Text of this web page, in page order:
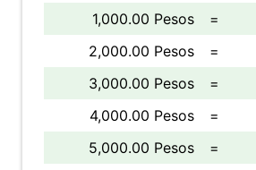
1,000.00 Pesos =
2,000.00 Pesos
=
3,000.00 Pesos
=
4,000.00 Pesos
=
5,000.00 Pesos
=